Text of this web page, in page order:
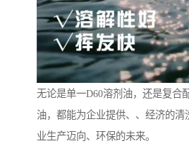
无论是单一D60溶剂油，还是复合
油，都能为企业提供、、经济的清
业生产迈向、环保的未来。